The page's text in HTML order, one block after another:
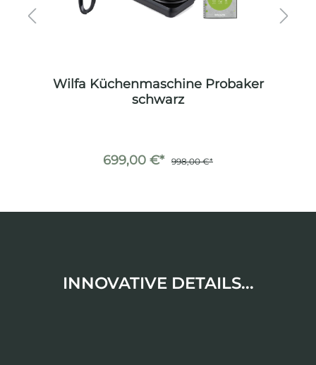
Wilfa Küchenmaschine Probaker
schwarz
699,00 €* 998,00 €*
INNOVATIVE DETAILS...